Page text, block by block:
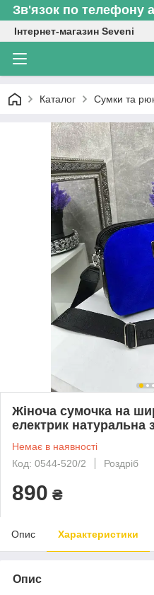
Зв'язок по телефону
Інтернет-магазин Seveni
Каталог Сумки та
Жіноча сумочка на
електрик натуральна
Немає в наявності
Код: 0544-520/2
Роздріб
890 ₴
Опис Характеристики
Опис